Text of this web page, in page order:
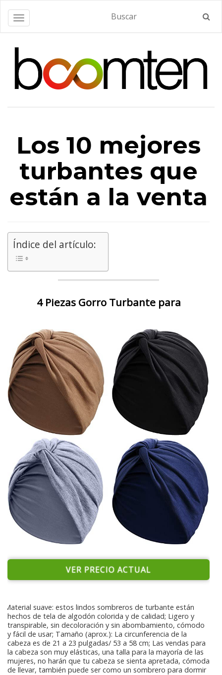
Alternar navegación
Los 10 mejores
turbantes que
están a la venta
Índice del artículo:
4 Piezas Gorro Turbante para
VER PRECIO ACTUAL
Material suave: estos lindos sombreros de turbante están
hechos de tela de algodón colorida y de calidad; Ligero y
transpirable, sin decoloración y sin abombamiento, cómodo
y fácil de usar; Tamaño (aprox.): La circunferencia de la
cabeza es de 21 a 23 pulgadas/ 53 a 58 cm; Las vendas para
la cabeza son muy elásticas, una talla para la mayoría de las
mujeres, no harán que tu cabeza se sienta apretada, cómoda
de llevar, también puede ser como un sombrero para dormir